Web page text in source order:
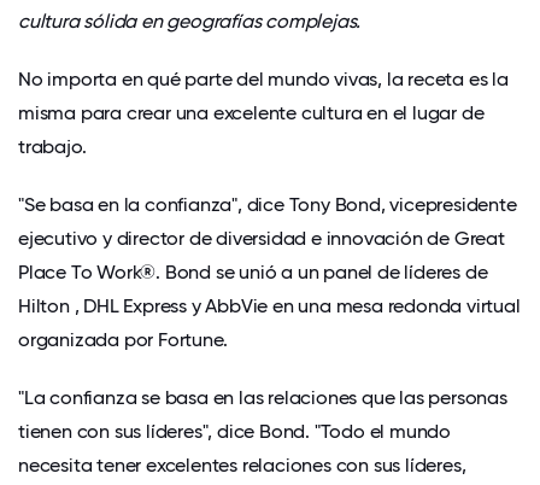
cultura sólida en geografías complejas.
No importa en qué parte del mundo vivas, la receta es la
misma para crear una excelente cultura en el lugar de
trabajo.
"Se basa en la confianza", dice Tony Bond, vicepresidente
ejecutivo y director de diversidad e innovación de Great
Place To Work®. Bond se unió a un panel de líderes de
Hilton, DHL Express yAbbVie en una mesa redonda virtual
organizada por Fortune.
"La confianza se basa en las relaciones que las personas
tienen con sus líderes", dice Bond. "Todo el mundo
necesita tener excelentes relaciones con sus líderes,